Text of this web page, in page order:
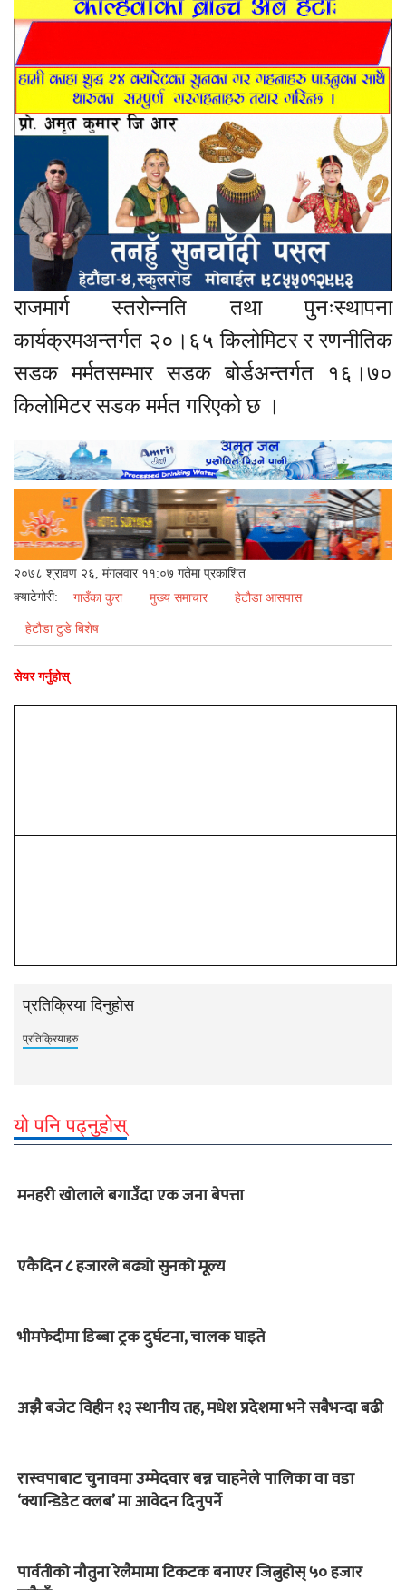
राजमार्ग स्तरोन्नति तथा पुनःस्थापना
कार्यक्रमअन्तर्गत २०।६५ किलोमिटर र रणनीतिक
सडक मर्मतसम्भार सडक बोर्डअन्तर्गत १६।७०
किलोमिटर सडक मर्मत गरिएको छ ।
२०७८ श्रावण २६, मंगलवार ११:०७ गतेमा प्रकाशित
क्याटेगोरी:
गाउँका कुरा मुख्य समाचार हेटौडा आसपास
हेटौडा टुडे बिशेष
सेयर गर्नुहोस्
प्रतिक्रिया दिनुहोस
प्रतिक्रियाहरु
यो पनि पढ्नुहोस्
मनहरी खोलाले बगाउँदा एक जना बेपत्ता
एकैदिन ८ हजारले बढ्यो सुनको मूल्य
भीमफेदीमा डिब्बा ट्रक दुर्घटना, चालक घाइते
अझै बजेट विहीन १३ स्थानीय तह, मधेश प्रदेशमा भने सबैभन्दा बढी
रास्वपाबाट चुनावमा उम्मेदवार बन्न चाहनेले पालिका वा वडा
‘क्यान्डिडेट क्लब’ मा आवेदन दिनुपर्ने
पार्वतीको नौतुना रेलैमामा टिकटक बनाएर जित्नुहोस् ५० हजार